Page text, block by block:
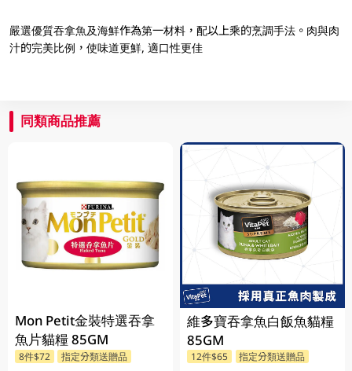
嚴選優質吞拿魚及海鮮作為第一材料，配以上乘的烹調手法。肉與肉
汁的完美比例，使味道更鮮, 適口性更佳
同類商品推薦
Mon Petit金裝特選吞拿
魚片貓糧 85GM
8件$72 指定分類送贈品
維多寶吞拿魚白飯魚貓糧
85GM
12件$65 指定分類送贈品